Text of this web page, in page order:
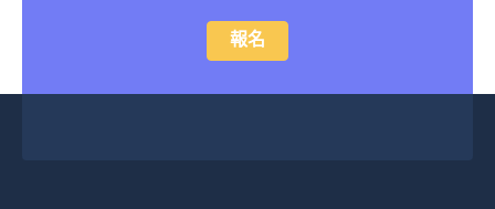
報名